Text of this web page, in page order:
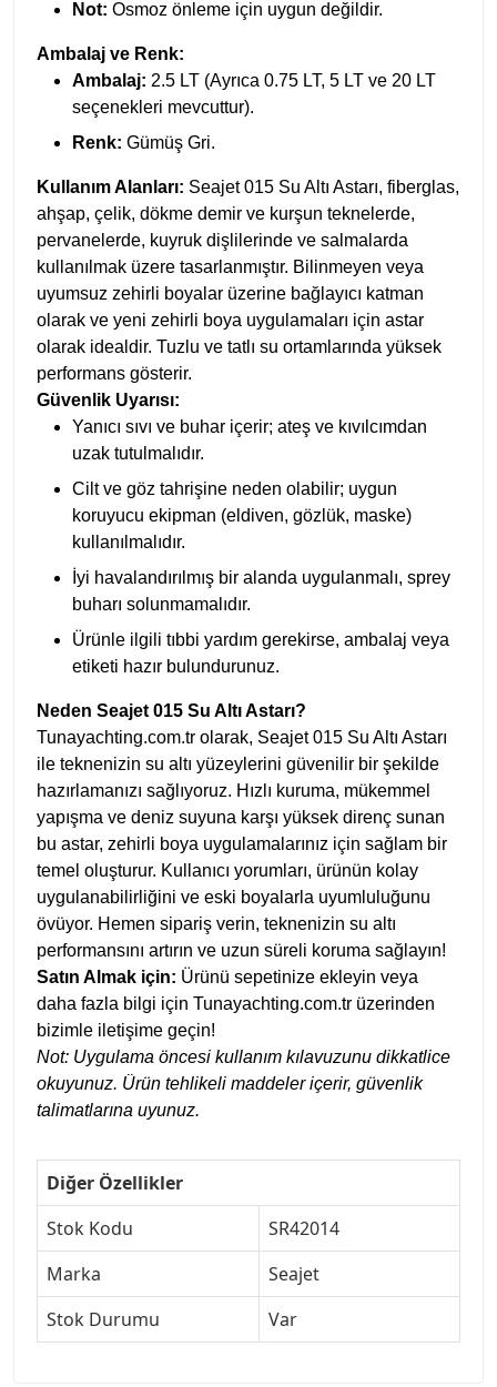
Not: Osmoz önleme için uygun değildir.
Ambalaj ve Renk:
Ambalaj: 2.5 LT (Ayrıca 0.75 LT, 5 LT ve 20 LT
seçenekleri mevcuttur).
Renk: Gümüş Gri.
Kullanım Alanları: Seajet 015 Su Altı Astarı, fiberglas,
ahşap, çelik, dökme demir ve kurşun teknelerde,
pervanelerde, kuyruk dişlilerinde ve salmalarda
kullanılmak üzere tasarlanmıştır. Bilinmeyen veya
uyumsuz zehirli boyalar üzerine bağlayıcı katman
olarak ve yeni zehirli boya uygulamaları için astar
olarak idealdir. Tuzlu ve tatlı su ortamlarında yüksek
performans gösterir.
Güvenlik Uyarısı:
Yanıcı sıvı ve buhar içerir; ateş ve kıvılcımdan
uzak tutulmalıdır.
Cilt ve göz tahrişine neden olabilir; uygun
koruyucu ekipman (eldiven, gözlük, maske)
kullanılmalıdır.
İyi havalandırılmış bir alanda uygulanmalı, sprey
buharı solunmamalıdır.
Ürünle ilgili tıbbi yardım gerekirse, ambalaj veya
etiketi hazır bulundurunuz.
Neden Seajet 015 Su Altı Astarı?
Tunayachting.com.tr olarak, Seajet 015 Su Altı Astarı
ile teknenizin su altı yüzeylerini güvenilir bir şekilde
hazırlamanızı sağlıyoruz. Hızlı kuruma, mükemmel
yapışma ve deniz suyuna karşı yüksek direnç sunan
bu astar, zehirli boya uygulamalarınız için sağlam bir
temel oluşturur. Kullanıcı yorumları, ürünün kolay
uygulanabilirliğini ve eski boyalarla uyumluluğunu
övüyor. Hemen sipariş verin, teknenizin su altı
performansını artırın ve uzun süreli koruma sağlayın!
Satın Almak için: Ürünü sepetinize ekleyin veya
daha fazla bilgi için Tunayachting.com.tr üzerinden
bizimle iletişime geçin!
Not: Uygulama öncesi kullanım kılavuzunu dikkatlice
okuyunuz. Ürün tehlikeli maddeler içerir, güvenlik
talimatlarına uyunuz.
Diğer Özellikler
Stok Kodu
SR42014
Marka
Seajet
Stok Durumu
Var